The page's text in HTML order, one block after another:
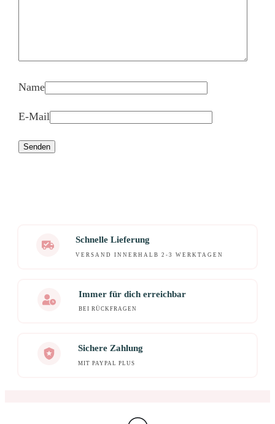
Name
E-Mail
Senden
Schnelle Lieferung
VERSAND INNERHALB 2-3 WERKTAGEN
Immer für dich erreichbar
BEI RÜCKFRAGEN
Sichere Zahlung
MIT PAYPAL PLUS